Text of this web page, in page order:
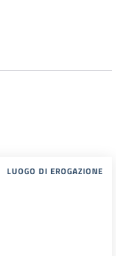
LUOGO DI EROGAZIONE